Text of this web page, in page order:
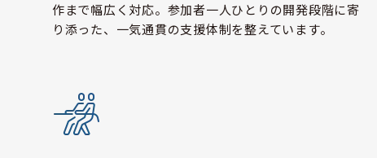
作まで幅広く対応。参加者一人ひとりの開発段階に寄
り添った、一気通貫の支援体制を整えています。